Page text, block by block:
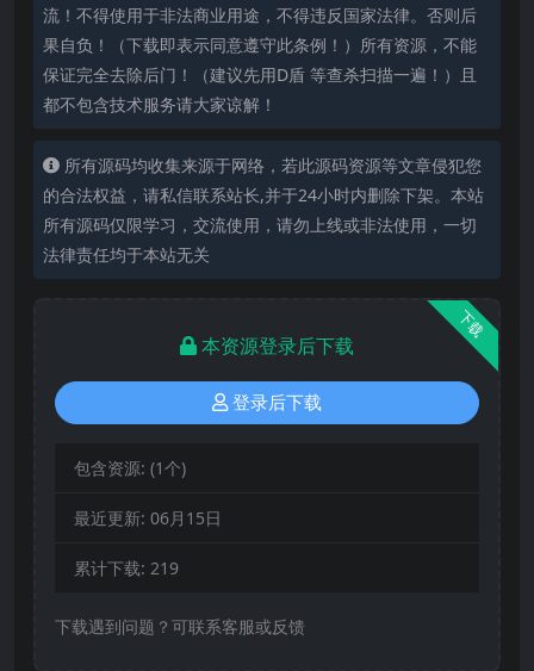
流！不得使用于非法商业用途，不得违反国家法律。否则后
果自负！（下载即表示同意遵守此条例！）所有资源，不能
保证完全去除后门！（建议先用D盾 等查杀扫描一遍！）且
都不包含技术服务请大家谅解！
所有源码均收集来源于网络，若此源码资源等文章侵犯您
的合法权益，请私信联系站长,并于24小时内删除下架。本站
所有源码仅限学习，交流使用，请勿上线或非法使用，一切
法律责任均于本站无关
下载
本资源登录后下载
登录后下载
包含资源: (1个)
最近更新: 06月15日
累计下载: 219
下载遇到问题？可联系客服或反馈